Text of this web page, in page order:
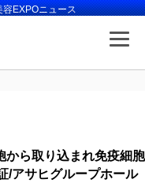
EXPOニュース
から取り込まれ免疫細胞
/アサヒグループホール